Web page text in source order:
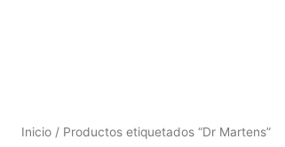
Inicio / Productos etiquetados “Dr Martens”